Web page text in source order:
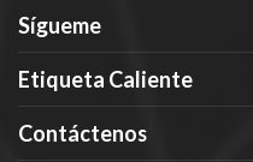
Sígueme
Etiqueta Caliente
Contáctenos